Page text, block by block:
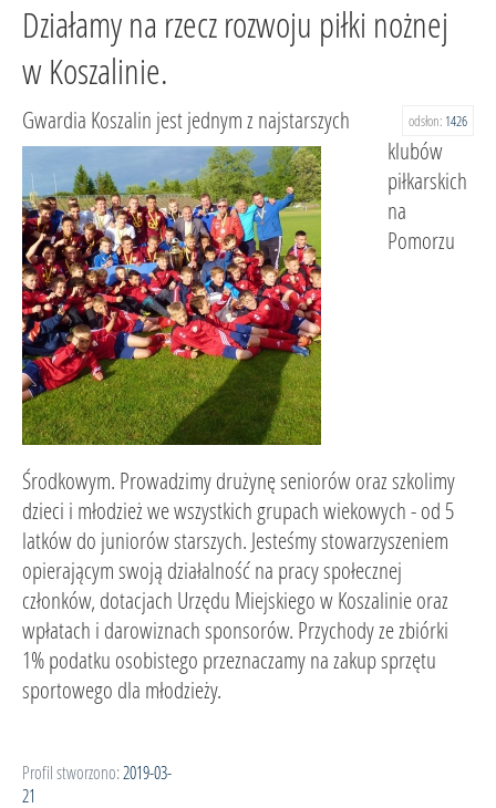
Działamy na rzecz rozwoju piłki nożnej
w Koszalinie.
odsłon: 1426
Gwardia Koszalin jest jednym z najstarszych
klubów
piłkarskich
na
Pomorzu
Środkowym. Prowadzimy drużynę seniorów oraz szkolimy
dzieci i młodzież we wszystkich grupach wiekowych - od 5
latków do juniorów starszych. Jesteśmy stowarzyszeniem
opierającym swoją działalność na pracy społecznej
członków, dotacjach Urzędu Miejskiego w Koszalinie oraz
wpłatach i darowiznach sponsorów. Przychody ze zbiórki
1% podatku osobistego przeznaczamy na zakup sprzętu
sportowego dla młodzieży.
Profil stworzono: 2019-03-
21